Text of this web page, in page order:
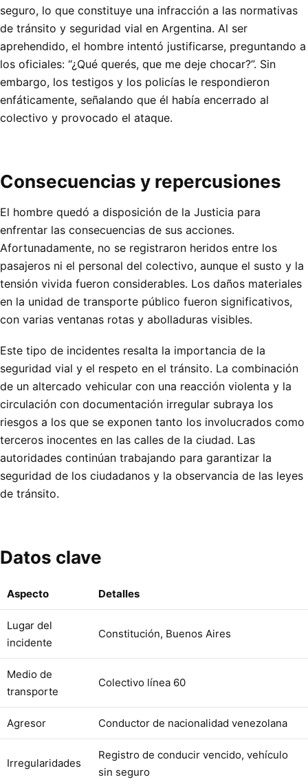
seguro, lo que constituye una infracción a las normativas
de tránsito y seguridad vial en Argentina. Al ser
aprehendido, el hombre intentó justificarse, preguntando a
los oficiales: “¿Qué querés, que me deje chocar?”. Sin
embargo, los testigos y los policías le respondieron
enfáticamente, señalando que él había encerrado al
colectivo y provocado el ataque.
Consecuencias y repercusiones
El hombre quedó a disposición de la Justicia para
enfrentar las consecuencias de sus acciones.
Afortunadamente, no se registraron heridos entre los
pasajeros ni el personal del colectivo, aunque el susto y la
tensión vivida fueron considerables. Los daños materiales
en la unidad de transporte público fueron significativos,
con varias ventanas rotas y abolladuras visibles.
Este tipo de incidentes resalta la importancia de la
seguridad vial y el respeto en el tránsito. La combinación
de un altercado vehicular con una reacción violenta y la
circulación con documentación irregular subraya los
riesgos a los que se exponen tanto los involucrados como
terceros inocentes en las calles de la ciudad. Las
autoridades continúan trabajando para garantizar la
seguridad de los ciudadanos y la observancia de las leyes
de tránsito.
Datos clave
Aspecto Detalles
Lugar del
incidente
Constitución, Buenos Aires
Medio de
transporte
Colectivo línea 60
Agresor Conductor de nacionalidad venezolana
Irregularidades
Registro de conducir vencido, vehículo
sin seguro